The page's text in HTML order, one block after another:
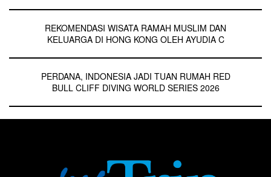
REKOMENDASI WISATA RAMAH MUSLIM DAN
KELUARGA DI HONG KONG OLEH AYUDIA C
PERDANA, INDONESIA JADI TUAN RUMAH RED
BULL CLIFF DIVING WORLD SERIES 2026